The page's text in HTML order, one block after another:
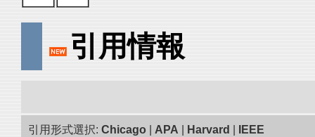
引用情報
引用形式選択: Chicago APA Harvard IEEE